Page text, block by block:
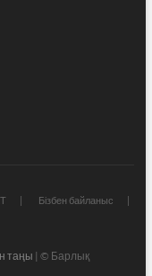
Бізбен байланыс
таңы | © Барлық